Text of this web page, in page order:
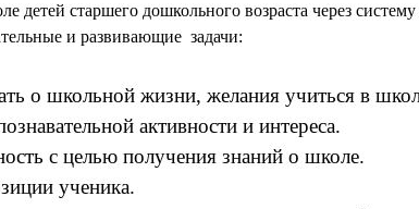
детей старшего дошкольного возраста через
и развивающие задачи:
о школьной жизни, желания учиться в
активности и интереса.
с целью получения знаний о школе.
ученика.